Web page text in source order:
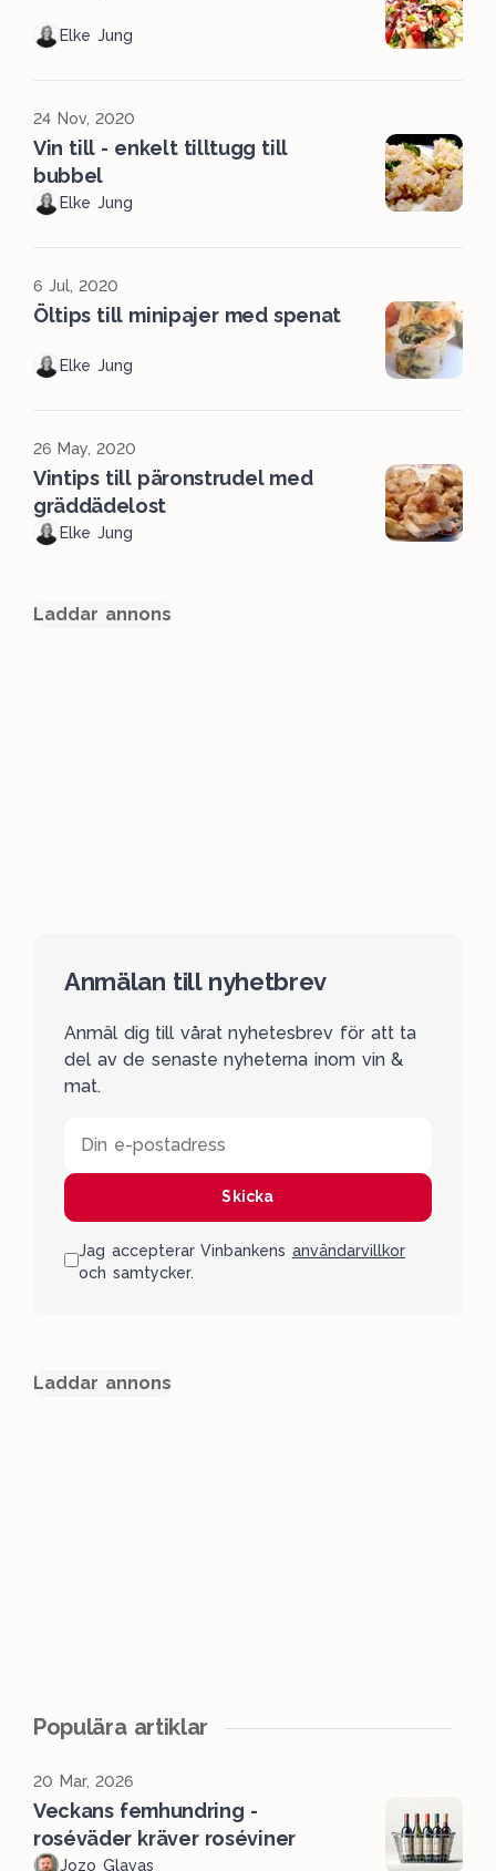
Elke Jung
24 Nov, 2020
Vin till - enkelt tilltugg till
bubbel
Elke Jung
6 Jul, 2020
Öltips till minipajer med spenat
Elke Jung
26 May, 2020
Vintips till päronstrudel med
gräddädelost
Elke Jung
Laddar annons
Anmälan till nyhetbrev
Anmäl dig till vårat nyhetesbrev för att ta
del av de senaste nyheterna inom vin &
mat.
Din e-postadress
Skicka
Jag accepterar Vinbankens användarvillkor
och samtycker.
Laddar annons
Populära artiklar
20 Mar, 2026
Veckans femhundring -
roséväder kräver roséviner
Jozo Glavas